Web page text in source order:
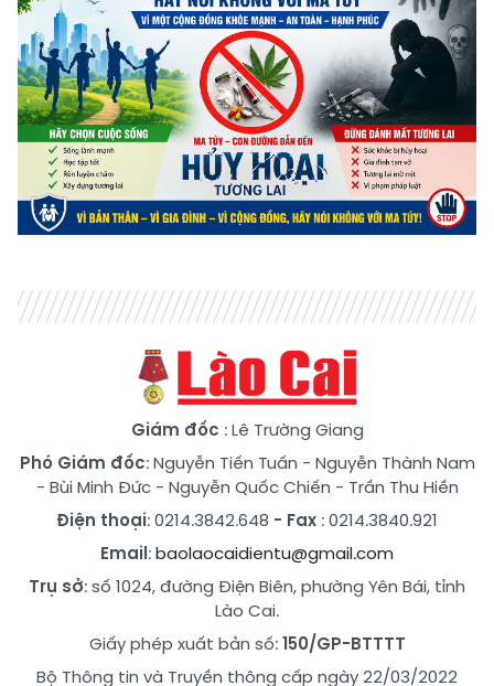
Giám đốc : Lê Trường Giang
Phó Giám đốc:Nguyễn Tiến Tuấn - Nguyễn Thành Nam
- Bùi Minh Đức- Nguyễn Quốc Chiến - Trần Thu Hiền
Điện thoại: 0214.3842.648 - Fax : 0214.3840.921
Email:baolaocaidientu@gmail.com
Trụ sở: số 1024, đường Điện Biên, phường Yên Bái, tỉnh
Lào Cai.
Giấy phép xuất bản số:150/GP-BTTTT
Bộ Thông tin và Truyền thông cấp ngày 22/03/2022